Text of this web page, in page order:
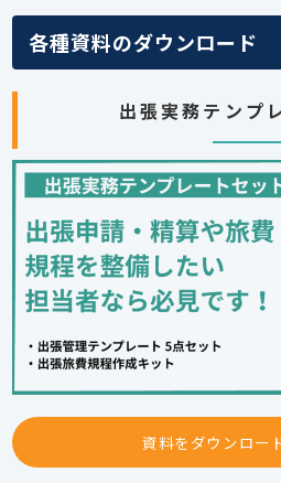
各種資料のダウンロード
出張実務テンプ
資料をダウンロー